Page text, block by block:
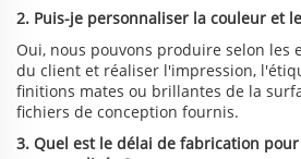
2. Puis-je personnaliser la couleur et
Oui, nous pouvons produire selon les
du client et réaliser l'impression,
finitions mates ou brillantes de la
fichiers de conception fournis.
3. Quel est le délai de fabrication